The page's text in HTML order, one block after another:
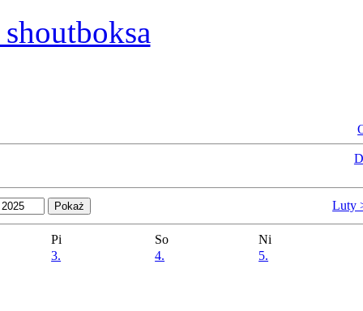
Luty
Pi So
Ni
3.
4. 5.